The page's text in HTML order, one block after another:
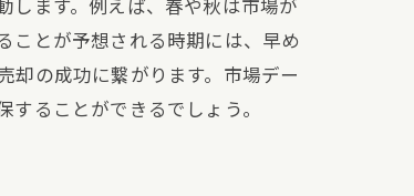
します。例えば、春や秋は市場が
ことが予想される時期には、早め
却の成功に繋がります。市場デー
ることができるでしょう。